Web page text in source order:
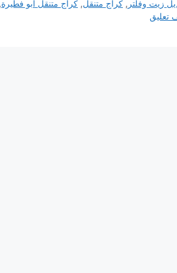
زيت وفلتر , كراج متنقل, كراج متنقل ابو فطيرة,
تعليق